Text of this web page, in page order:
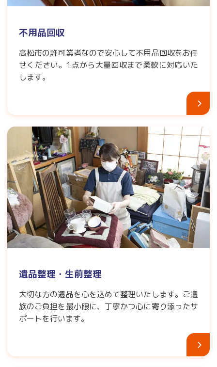
不用品回収
高松市の許可業者なので安心して不用品回収をお任
せください。1点から大量回収まで柔軟に対応いた
します。
遺品整理・生前整理
大切な方の遺品を心を込めて整理いたします。ご遺
族のご負担を最小限に、丁寧かつ心に寄り添ったサ
ポートを行います。